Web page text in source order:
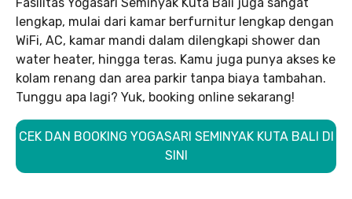
lengkap, mulai dari kamar berfurnitur lengkap dengan
WiFi, AC, kamar mandi dalam dilengkapi shower dan
water heater, hingga teras. Kamu juga punya akses ke
kolam renang dan area parkir tanpa biaya tambahan.
Tunggu apa lagi? Yuk, booking online sekarang!
CEK DAN BOOKING YOGASARI SEMINYAK KUTA BALI DI
SINI